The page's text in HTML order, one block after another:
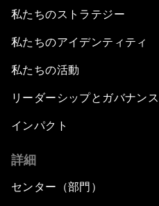
私たちのストラテジー
私たちのアイデンティティ
私たちの活動
リーダーシップとガバナンス
インパクト
詳細
センター（部門）